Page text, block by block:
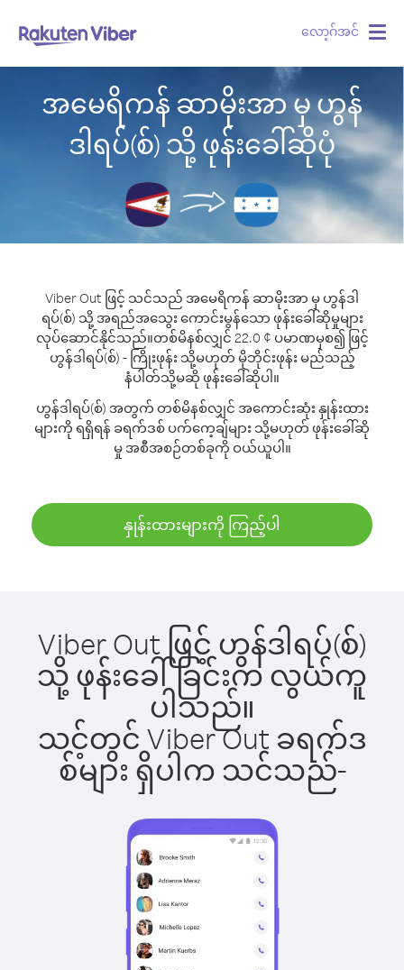
လော့ဂ်အင်
အမေရိကန် ဆာမိုးအာ မှ ဟွန်
ဒါရပ်(စ်) သို့ ဖုန်းခေါ်ဆိုပုံ
Viber Out ဖြင့် သင်သည် အမေရိကန် ဆာမိုးအာ မှ ဟွန်ဒါ
ရပ်(စ်) သို့ အရည်အသွေး ကောင်းမွန်သော ဖုန်းခေါ်ဆိုမှုများ
လုပ်ဆောင်နိုင်သည်။တစ်မိနစ်လျှင် 22.0 ¢ ပမာဏမှစ၍ ဖြင့်
ဟွန်ဒါရပ်(စ်) - ကြိုးဖုန်း သို့မဟုတ် မိုဘိုင်းဖုန်း မည်သည့်
နံပါတ်သို့မဆို ဖုန်းခေါ်ဆိုပါ။
ဟွန်ဒါရပ်(စ်) အတွက် တစ်မိနစ်လျှင် အကောင်းဆုံး နှုန်းထား
များကို ရရှိရန် ခရက်ဒစ် ပက်ကေ့ချ်များ သို့မဟုတ် ဖုန်းခေါ်ဆို
မှု အစီအစဉ်တစ်ခုကို ဝယ်ယူပါ။
နှုန်းထားများကို ကြည့်ပါ
Viber Out ဖြင့် ဟွန်ဒါရပ်(စ်)
သို့ ဖုန်းခေါ်ခြင်းက လွယ်ကူ
ပါသည်။
သင့်တွင် Viber Out ခရက်ဒ
စ်များ ရှိပါက သင်သည်-